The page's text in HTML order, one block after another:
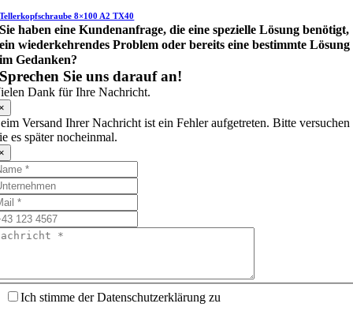
Tellerkopfschraube 8×100 A2 TX40
Sie haben eine Kundenanfrage, die eine spezielle Lösung benötigt,
ein wiederkehrendes Problem oder bereits eine bestimmte Lösung
im Gedanken?
Sprechen Sie uns darauf an!
Dank für Ihre Nachricht.
Versand Ihrer Nachricht ist ein Fehler aufgetreten. Bitte versuchen
es später nocheinmal.
Ich stimme der Datenschutzerklärung zu